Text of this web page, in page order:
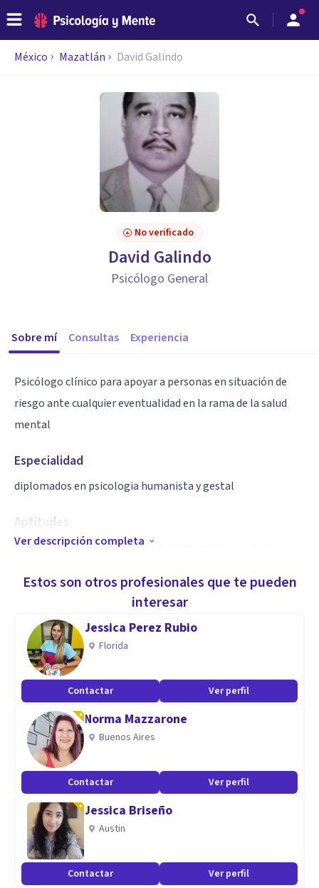
México Mazatlán David Galindo
No verificado
David Galindo
Psicólogo General
Sobre mí Consultas Experiencia
Psicólogo clínico para apoyar a personas en situación de
riesgo ante cualquier eventualidad en la rama de la salud
mental
Especialidad
diplomados en psicologia humanista y gestal
Aptitudes
conflictos existenciales, todo tipo de adicciones, fobias,
noción tiempo-espacio
Ver descripción completa
Estos son otros profesionales que te pueden
interesar
Jessica Perez Rubio
Florida
Contactar Ver perfil
Norma Mazzarone
Buenos Aires
Contactar Ver perfil
Jessica Briseño
Austin
Contactar Ver perfil